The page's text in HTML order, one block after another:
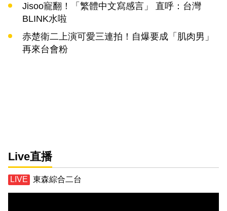
Jisoo寵翻！「繁體中文寫感言」 直呼：台灣
BLINK水啦
赤楚衛二上演可愛三連拍！自爆要成「肌肉男」
再來台會粉
Live直播
東森綜合二台